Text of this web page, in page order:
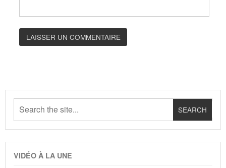
VIDÉO À LA UNE